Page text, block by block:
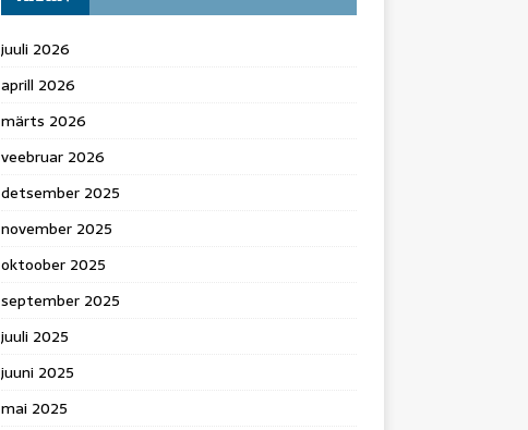
juuli 2026
aprill 2026
märts 2026
veebruar 2026
detsember 2025
november 2025
oktoober 2025
september 2025
juuli 2025
juuni 2025
mai 2025